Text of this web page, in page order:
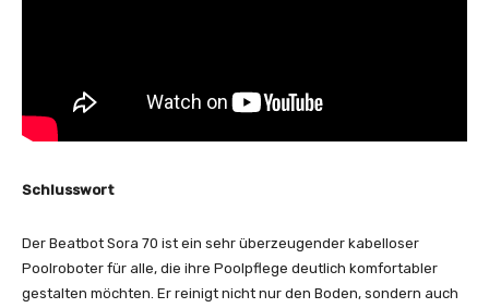
Schlusswort
Der Beatbot Sora 70 ist ein sehr überzeugender kabelloser
Poolroboter für alle, die ihre Poolpflege deutlich komfortabler
gestalten möchten. Er reinigt nicht nur den Boden, sondern auch